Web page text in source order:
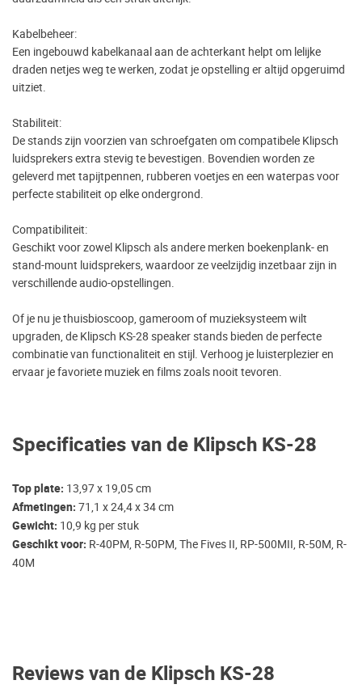
Specificaties van de Klipsch KS-28
Top plate: 13,97 x 19,05 cm
Afmetingen: 71,1 x 24,4 x 34 cm
Gewicht: 10,9 kg per stuk
Geschikt voor: R-40PM, R-50PM, The Fives II, RP-500MII, R-50M, R-
40M
Kabelbeheer:
Een ingebouwd kabelkanaal aan de achterkant helpt om lelijke
draden netjes weg te werken, zodat je opstelling er altijd opgeruimd
uitziet.
Stabiliteit:
De stands zijn voorzien van schroefgaten om compatibele Klipsch
luidsprekers extra stevig te bevestigen. Bovendien worden ze
geleverd met tapijtpennen, rubberen voetjes en een waterpas voor
perfecte stabiliteit op elke ondergrond.
Compatibiliteit:
Geschikt voor zowel Klipsch als andere merken boekenplank- en
stand-mount luidsprekers, waardoor ze veelzijdig inzetbaar zijn in
verschillende audio-opstellingen.
Of je nu je thuisbioscoop, gameroom of muzieksysteem wilt
upgraden, de Klipsch KS-28 speaker stands bieden de perfecte
combinatie van functionaliteit en stijl. Verhoog je luisterplezier en
ervaar je favoriete muziek en films zoals nooit tevoren.
Reviews van de Klipsch KS-28